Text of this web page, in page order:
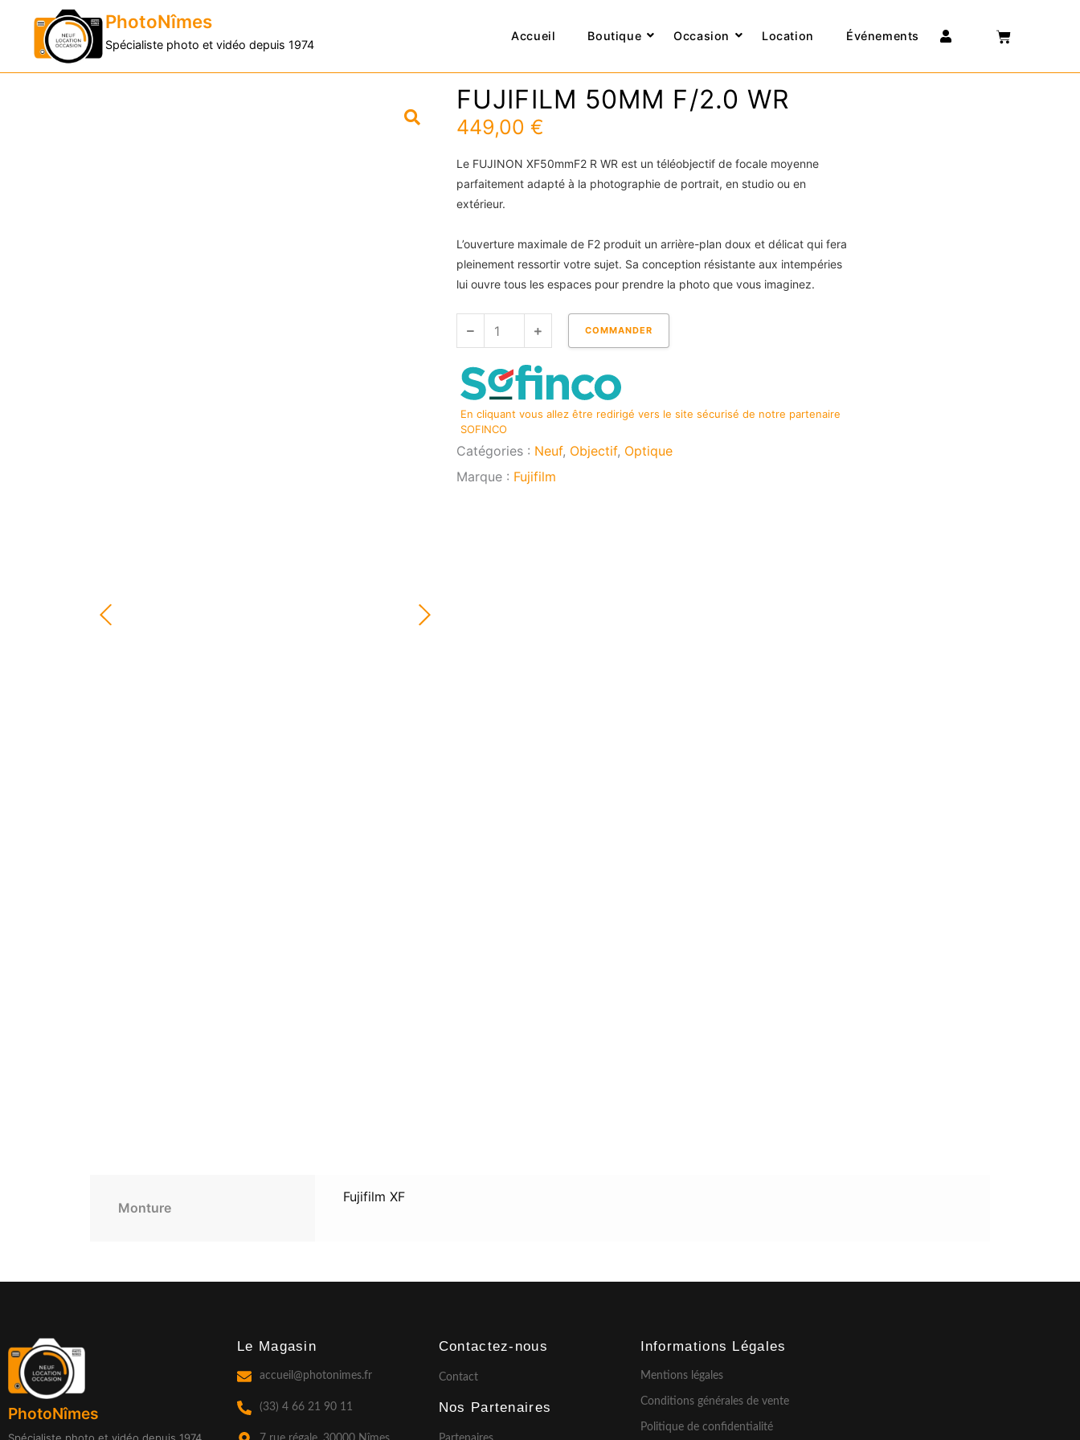
PhotoNîmes
Spécialiste photo et vidéo depuis 1974
Accueil Boutique Occasion Location Événements
Connexion
FUJIFILM 50MM F/2.0 WR
449,00 €
Le FUJINON XF50mmF2 R WR est un téléobjectif de focale moyenne
parfaitement adapté à la photographie de portrait, en studio ou en
extérieur.
L’ouverture maximale de F2 produit un arrière-plan doux et délicat qui fera
pleinement ressortir votre sujet. Sa conception résistante aux intempéries
lui ouvre tous les espaces pour prendre la photo que vous imaginez.
FUJIFILM
50MM
F/2.0
WR
COMMANDER
En cliquant vous allez être redirigé vers le site sécurisé de notre partenaire
SOFINCO
Catégories : Neuf, Objectif, Optique
Marque : Fujifilm
Monture
Fujifilm XF
PhotoNîmes
Le Magasin
accueil@photonimes.fr
(33) 4 66 21 90 11
Contactez-nous
Contact
Nos Partenaires
Informations Légales
Mentions légales
Conditions générales de vente
Politique de confidentialité